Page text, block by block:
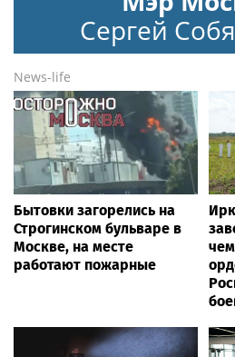
Андрея Малышева (
роман опубликован в
2016 г. )
Сергей
News-life
Бытовки загорелись на
Строгинском бульваре в
Москве, на месте
работают пожарные